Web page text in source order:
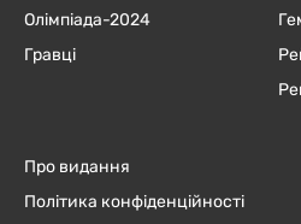
Олімпіада-2024
Гравці
Про видання
Політика конфіденційності